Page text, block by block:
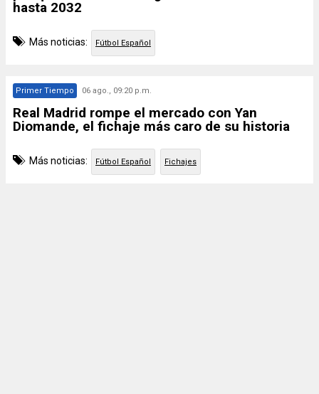
hasta 2032
Más noticias: Fútbol Español
Primer Tiempo 06 ago., 09:20 p.m.
Real Madrid rompe el mercado con Yan
Diomande, el fichaje más caro de su historia
Más noticias: Fútbol Español Fichajes